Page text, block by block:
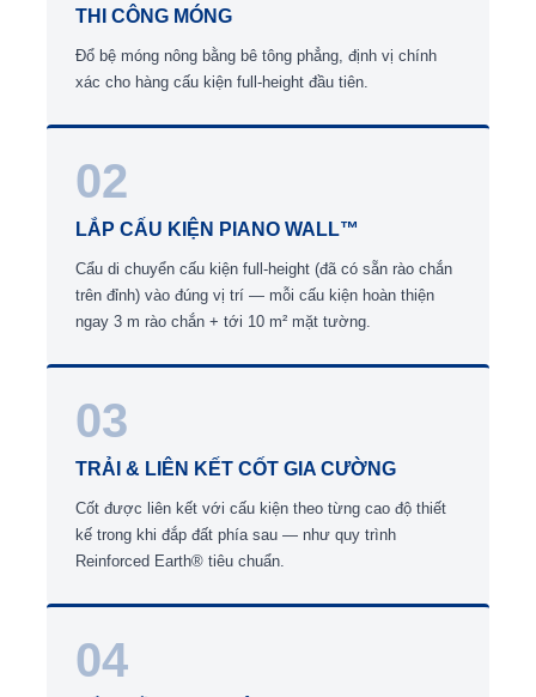
THI CÔNG MÓNG
Đổ bệ móng nông bằng bê tông phẳng, định vị chính
xác cho hàng cấu kiện full-height đầu tiên.
02
LẮP CẤU KIỆN PIANO WALL™
Cẩu di chuyển cấu kiện full-height (đã có sẵn rào chắn
trên đỉnh) vào đúng vị trí — mỗi cấu kiện hoàn thiện
ngay 3 m rào chắn + tới 10 m² mặt tường.
03
TRẢI & LIÊN KẾT CỐT GIA CƯỜNG
Cốt được liên kết với cấu kiện theo từng cao độ thiết
kế trong khi đắp đất phía sau — như quy trình
Reinforced Earth® tiêu chuẩn.
04